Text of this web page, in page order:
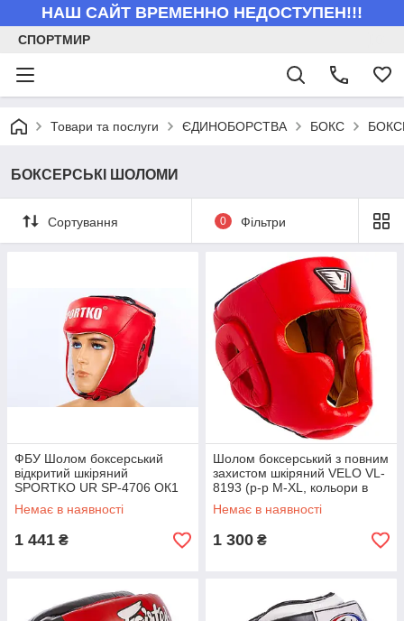
НАШ САЙТ ВРЕМЕННО НЕДОСТУПЕН!!!
СПОРТМИР
Товари та послуги ЄДИНОБОРСТВА БОКС
БОКСЕРСЬКІ ШОЛОМИ
Сортування 0 Фільтри
ФБУ Шолом боксерський
відкритий шкіряний
SPORTKO UR SP-4706 ОК1
(р-р М-XL, кольори в
асортименті)
Немає в наявності
1 441 ₴
Шолом боксерський з повним
захистом шкіряний VELO VL-
8193 (р-р M-XL, кольори в
асортименті)
Немає в наявності
1 300 ₴